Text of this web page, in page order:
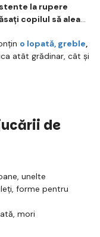
la rupere
copilul să aleagă
o lopată, greble,
atât grădinar, cât și
de
unelte
forme pentru
mori